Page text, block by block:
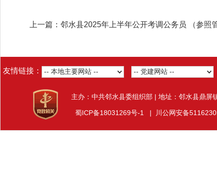
上一篇：邻水县2025年上半年公开考调公务员 （参照
友情链接：
主办：中共邻水县委组织部 | 地址：邻水县鼎屏
蜀ICP备18031269号-1 | 川公网安备